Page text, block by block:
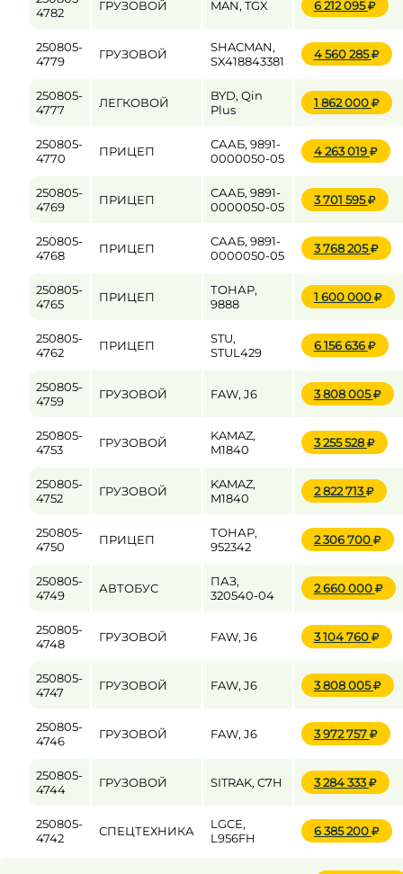
4782
ГРУЗОВОЙ MAN, TGX 6 212 095
250805-
4779
ГРУЗОВОЙ
SHACMAN,
SX418843381
4 560 285
250805-
4777
ЛЕГКОВОЙ
BYD, Qin
Plus
1 862 000
250805-
4770
ПРИЦЕП
СААБ, 9891-
0000050-05
4 263 019
250805-
4769
ПРИЦЕП
СААБ, 9891-
0000050-05
3 701 595
250805-
4768
ПРИЦЕП
СААБ, 9891-
0000050-05
3 768 205
250805-
4765
ПРИЦЕП
ТОНАР,
9888
1 600 000
250805-
4762
ПРИЦЕП
STU,
STUL429
6 156 636
250805-
4759
ГРУЗОВОЙ FAW, J6 3 808 005
250805-
4753
ГРУЗОВОЙ
KAMAZ,
M1840
3 255 528
250805-
4752
ГРУЗОВОЙ
KAMAZ,
M1840
2 822 713
250805-
4750
ПРИЦЕП
ТОНАР,
952342
2 306 700
250805-
4749
АВТОБУС
ПАЗ,
320540-04
2 660 000
250805-
4748
ГРУЗОВОЙ FAW, J6 3 104 760
250805-
4747
ГРУЗОВОЙ FAW, J6 3 808 005
250805-
4746
ГРУЗОВОЙ FAW, J6 3 972 757
250805-
4744
ГРУЗОВОЙ SITRAK, C7H 3 284 333
250805-
4742
СПЕЦТЕХНИКА
LGCE,
L956FH
6 385 200